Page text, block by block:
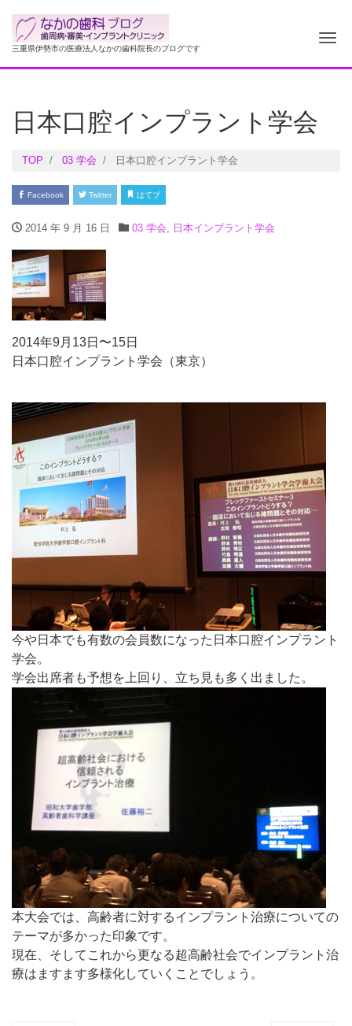
三重県伊勢市の医療法人なかの歯科院長のブログです ナ
日本口腔インプラント学会
TOP 03 学会 日本口腔インプラント学会
Facebook Twitter はてブ
2014 年 9 月 16 日 03 学会 日本インプラント学会
2014年9月13日〜15日
日本口腔インプラント学会（東京）
今や日本でも有数の会員数になった日本口腔インプラント
学会。
学会出席者も予想を上回り、立ち見も多く出ました。
本大会では、高齢者に対するインプラント治療についての
テーマが多かった印象です。
現在、そしてこれから更なる超高齢社会でインプラント治
療はますます多様化していくことでしょう。